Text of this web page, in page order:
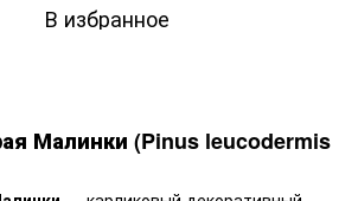
В избранное
Малинки (Pinus leucodermis